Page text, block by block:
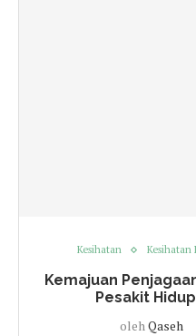
Kesihatan Kesihatan
Kemajuan
Pesakit
olehQaseh